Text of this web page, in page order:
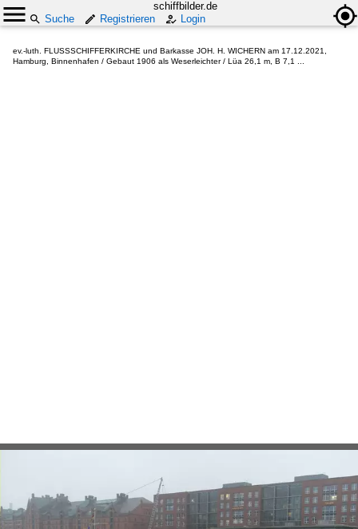
schiffbilder.de
Suche
Registrieren Login
ev.-luth. FLUSSSCHIFFERKIRCHE und Barkasse JOH. H. WICHERN am 17.12.2021,
Hamburg, Binnenhafen / Gebaut 1906 als Weserleichter / Lüa 26,1 m, B 7,1 ...